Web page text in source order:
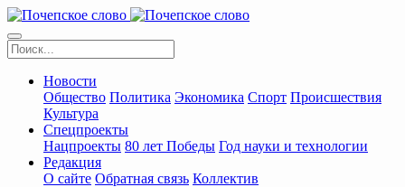
Новости
Общество Политика Экономика Спорт Происшествия
Культура
Спецпроекты
Нацпроекты 80 лет Победы Год науки и технологии
Редакция
О сайте Обратная связь Коллектив